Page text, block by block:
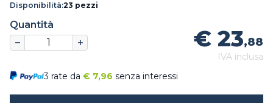
Disponibilità:23 pezzi
Quantità
€ 23,88
IVA inclusa
3 rate da € 7,96 senza interessi